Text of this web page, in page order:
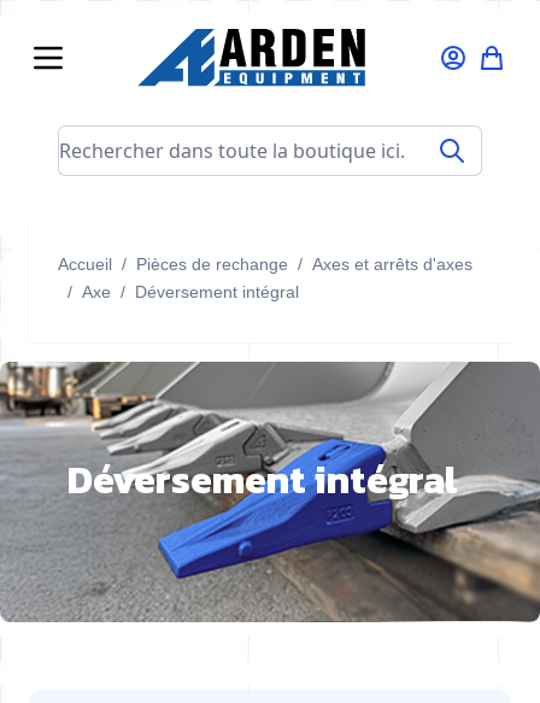
Rechercher dans toute la boutique ici...
Accueil / Pièces de rechange / Axes et arrêts d'axes
/ Axe / Déversement intégral
Déversement intégral